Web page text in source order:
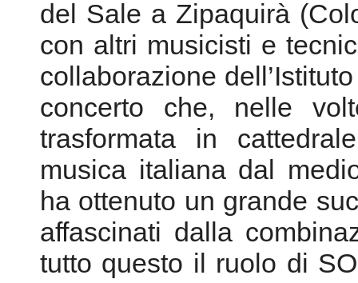
musica italiana dal
ha ottenuto un grande
affascinati dalla
tutto questo il ruolo di
musicisti provenienti
stato fondamentale e
alla musica e alla
fondamentali per un